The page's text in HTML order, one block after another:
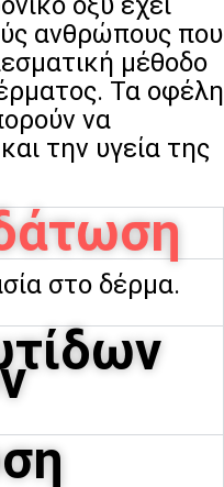
ανθρώπους που
μέθοδο
Τα οφέλη
να
την υγεία της
στο δέρμα.